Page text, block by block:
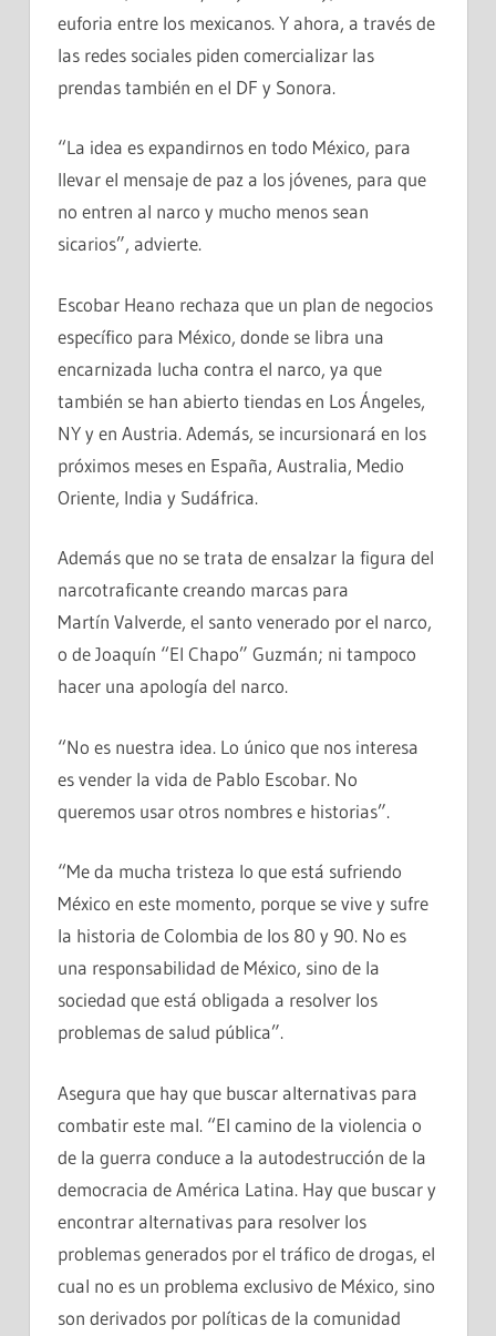
euforia entre los mexicanos. Y ahora, a través de
las redes sociales piden comercializar las
prendas también en el DF y Sonora.
“La idea es expandirnos en todo México, para
llevar el mensaje de paz a los jóvenes, para que
no entren al narco y mucho menos sean
sicarios”, advierte.
Escobar Heano rechaza que un plan de negocios
específico para México, donde se libra una
encarnizada lucha contra el narco, ya que
también se han abierto tiendas en Los Ángeles,
NY y en Austria. Además, se incursionará en los
próximos meses en España, Australia, Medio
Oriente, India y Sudáfrica.
Además que no se trata de ensalzar la figura del
narcotraficante creando marcas para
Martín Valverde, el santo venerado por el narco,
o de Joaquín “El Chapo” Guzmán; ni tampoco
hacer una apología del narco.
“No es nuestra idea. Lo único que nos interesa
es vender la vida de Pablo Escobar. No
queremos usar otros nombres e historias”.
“Me da mucha tristeza lo que está sufriendo
México en este momento, porque se vive y sufre
la historia de Colombia de los 80 y 90. No es
una responsabilidad de México, sino de la
sociedad que está obligada a resolver los
problemas de salud pública”.
Asegura que hay que buscar alternativas para
combatir este mal. “El camino de la violencia o
de la guerra conduce a la autodestrucción de la
democracia de América Latina. Hay que buscar y
encontrar alternativas para resolver los
problemas generados por el tráfico de drogas, el
cual no es un problema exclusivo de México, sino
son derivados por políticas de la comunidad